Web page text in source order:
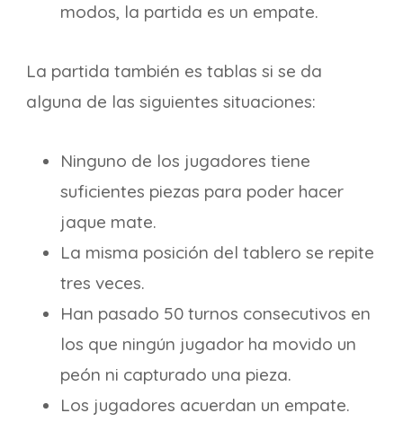
modos, la partida es un empate.
La partida también es tablas si se da
alguna de las siguientes situaciones:
Ninguno de los jugadores tiene
suficientes piezas para poder hacer
jaque mate.
La misma posición del tablero se repite
tres veces.
Han pasado 50 turnos consecutivos en
los que ningún jugador ha movido un
peón ni capturado una pieza.
Los jugadores acuerdan un empate.